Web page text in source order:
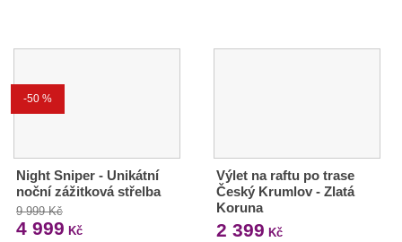
-50 %
Night Sniper - Unikátní
noční zážitková střelba
9 999 Kč
4 999 Kč
Výlet na raftu po trase
Český Krumlov - Zlatá
Koruna
2 399 Kč